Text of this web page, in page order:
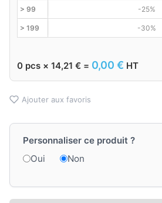
> 99 -25%
> 199 -30%
0 pcs × 14,21 € = 0,00 € HT
Ajouter aux favoris
Personnaliser ce produit ?
Oui
Non